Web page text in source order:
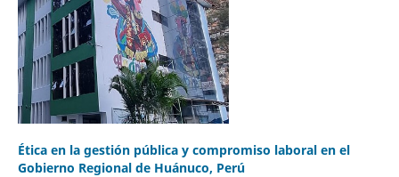
Ética en la gestión pública y compromiso laboral en el
Gobierno Regional de Huánuco, Perú